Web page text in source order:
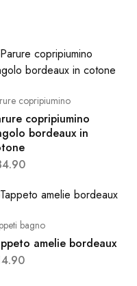
copripiumino
copripiumino
bordeaux in
bagno
amelie bordeaux